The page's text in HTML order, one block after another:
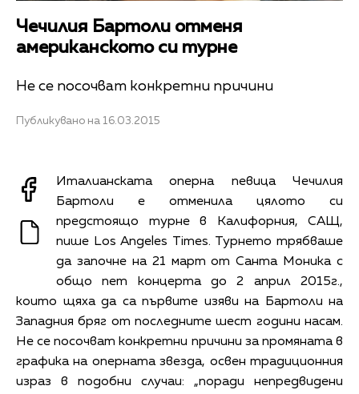
Чечилия Бартоли отменя
американското си турне
Не се посочват конкретни причини
Публикувано на 16.03.2015
Италианската оперна певица Чечилия
Бартоли е отменила цялото си
предстоящо турне в Калифорния, САЩ,
пише Los Angeles Times. Турнето трябваше
да започне на 21 март от Санта Моника с
общо пет концерта до 2 април 2015г.,
които щяха да са първите изяви на Бартоли на
Западния бряг от последните шест години насам.
Не се посочват конкретни причини за промяната в
графика на оперната звезда, освен традиционния
израз в подобни случаи: „поради непредвидени